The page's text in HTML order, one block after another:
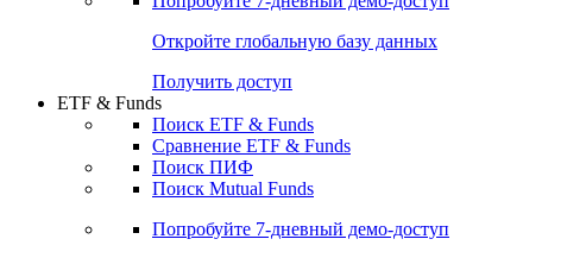
Откройте глобальную базу данных
Получить доступ
ETF & Funds
Поиск ETF & Funds
Сравнение ETF & Funds
Поиск ПИФ
Поиск Mutual Funds
Попробуйте 7-дневный демо-доступ